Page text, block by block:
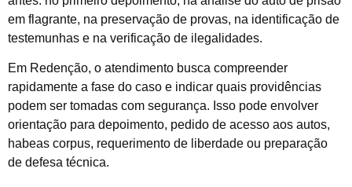
em flagrante, na preservação de provas, na identificação de
testemunhas e na verificação de ilegalidades.
Em Redenção, o atendimento busca compreender
rapidamente a fase do caso e indicar quais providências
podem ser tomadas com segurança. Isso pode envolver
orientação para depoimento, pedido de acesso aos autos,
habeas corpus, requerimento de liberdade ou preparação
de defesa técnica.